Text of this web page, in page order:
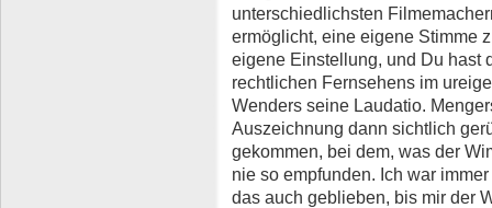
unterschiedlichsten
ermöglicht, eine eigene Stimme
eigene Einstellung, und Du hast
rechtlichen Fernsehens im
Wenders seine Laudatio.
Auszeichnung dann sichtlich
gekommen, bei dem, was der
nie so empfunden. Ich war
das auch geblieben, bis mir der